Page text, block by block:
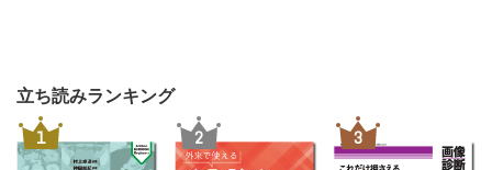
立ち読みランキング
1 2 3